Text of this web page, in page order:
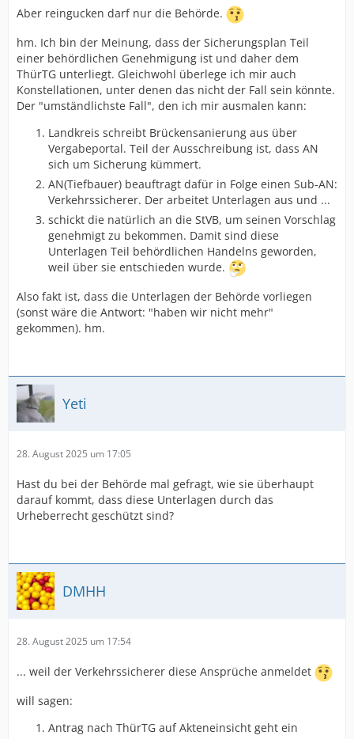
Aber reingucken darf nur die Behörde.
hm. Ich bin der Meinung, dass der Sicherungsplan Teil
einer behördlichen Genehmigung ist und daher dem
ThürTG unterliegt. Gleichwohl überlege ich mir auch
Konstellationen, unter denen das nicht der Fall sein könnte.
Der "umständlichste Fall", den ich mir ausmalen kann:
Landkreis schreibt Brückensanierung aus über
Vergabeportal. Teil der Ausschreibung ist, dass AN
sich um Sicherung kümmert.
AN(Tiefbauer) beauftragt dafür in Folge einen Sub-AN:
Verkehrssicherer. Der arbeitet Unterlagen aus und ...
schickt die natürlich an die StVB, um seinen Vorschlag
genehmigt zu bekommen. Damit sind diese
Unterlagen Teil behördlichen Handelns geworden,
weil über sie entschieden wurde.
Also fakt ist, dass die Unterlagen der Behörde vorliegen
(sonst wäre die Antwort: "haben wir nicht mehr"
gekommen). hm.
Yeti
28. August 2025 um 17:05
Hast du bei der Behörde mal gefragt, wie sie überhaupt
darauf kommt, dass diese Unterlagen durch das
Urheberrecht geschützt sind?
DMHH
28. August 2025 um 17:54
... weil der Verkehrssicherer diese Ansprüche anmeldet
will sagen:
Antrag nach ThürTG auf Akteneinsicht geht ein